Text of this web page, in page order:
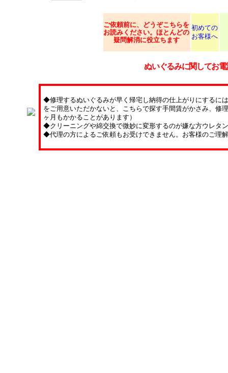
ご依頼前に、どうぞこちらを
お読みください。ほとんどの
疑問解消に役立ちます
初めての
お客様へ
ぬいぐるみに関してお
◆修理するぬいぐるみが早く帰宅し納得の仕上がりにするに
をご用意いただかないと、こちらで探す手間賃がかさみ、修
ヶ月もかかることがあります）
◆クリーニングや綿交換で微妙に変形するのが嫌な方ウレタ
◆代理の方によるご依頼もお受けできません。お客様のご理